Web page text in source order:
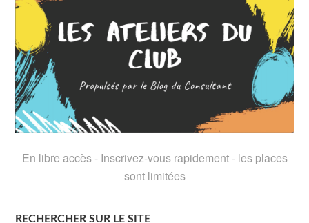
En libre accès - Inscrivez-vous rapidement - les places
sont limitées
RECHERCHER SUR LE SITE